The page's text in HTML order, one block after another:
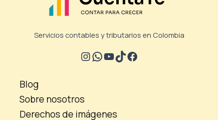
Servicios contables y tributarios en Colombia
Blog
Sobre nosotros
Derechos de imágenes